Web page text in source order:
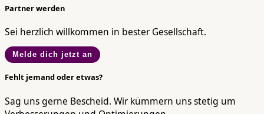
Partner werden
Sei herzlich willkommen in bester Gesellschaft.
Melde dich jetzt an
Fehlt jemand oder etwas?
Sag uns gerne Bescheid. Wir kümmern uns stetig um